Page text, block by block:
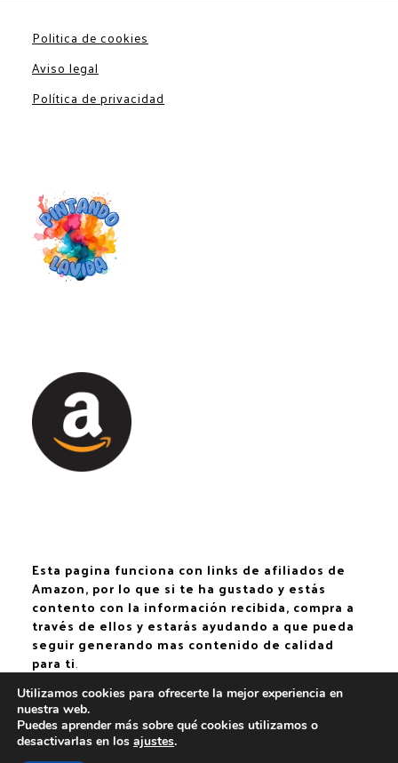
Politica de cookies
Aviso legal
Política de privacidad
Esta pagina funciona con links de afiliados de
Amazon, por lo que si te ha gustado y estás
contento con la información recibida, compra a
través de ellos y estarás ayudando a que pueda
seguir generando mas contenido de calidad
para ti.
PINTANDO LA VIDA
Utilizamos cookies para ofrecerte la mejor experiencia en
nuestra web.
Puedes aprender más sobre qué cookies utilizamos o
desactivarlas en los ajustes.